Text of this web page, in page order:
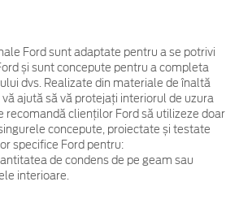
Ford sunt adaptate pentru a se potrivi
și sunt concepute pentru a completa
dvs. Realizate din materiale de înaltă
ajută să vă protejați interiorul de uzura
recomandă clienților Ford să utilizeze doar
concepute, proiectate și testate
specifice Ford pentru:
de condens de pe geam sau
interioare.